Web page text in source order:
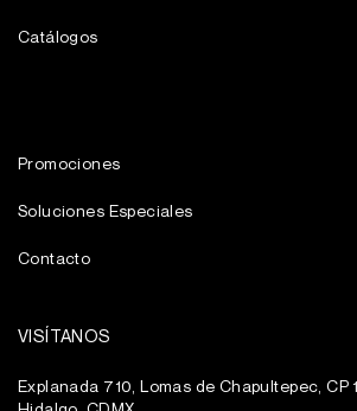
Catálogos
Promociones
Soluciones Especiales
Contacto
VISÍTANOS
Explanada 710, Lomas de Chapultepec, CP